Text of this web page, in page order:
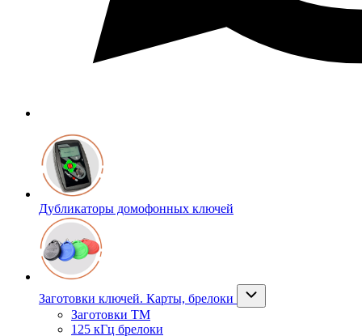
Дубликаторы домофонных ключей
Заготовки ключей. Карты, брелоки
Заготовки ТМ
125 кГц брелоки